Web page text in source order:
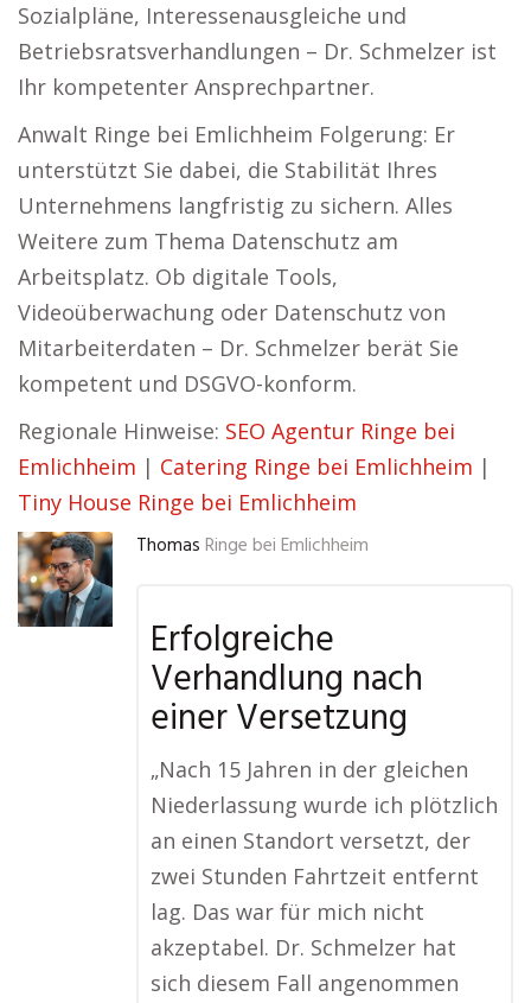
Sozialpläne, Interessenausgleiche und
Betriebsratsverhandlungen – Dr. Schmelzer ist
Ihr kompetenter Ansprechpartner.
Anwalt Ringe bei Emlichheim Folgerung: Er
unterstützt Sie dabei, die Stabilität Ihres
Unternehmens langfristig zu sichern. Alles
Weitere zum Thema Datenschutz am
Arbeitsplatz. Ob digitale Tools,
Videoüberwachung oder Datenschutz von
Mitarbeiterdaten – Dr. Schmelzer berät Sie
kompetent und DSGVO-konform.
Regionale Hinweise: SEO Agentur Ringe bei
Emlichheim | Catering Ringe bei Emlichheim |
Tiny House Ringe bei Emlichheim
Thomas Ringe bei Emlichheim
Erfolgreiche
Verhandlung nach
einer Versetzung
„Nach 15 Jahren in der gleichen
Niederlassung wurde ich plötzlich
an einen Standort versetzt, der
zwei Stunden Fahrtzeit entfernt
lag. Das war für mich nicht
akzeptabel. Dr. Schmelzer hat
sich diesem Fall angenommen